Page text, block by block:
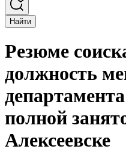
Найти
Резюме
должность
полной
Алексеевске